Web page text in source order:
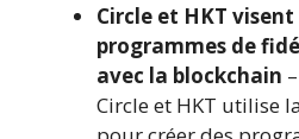
Circle et HKT
programmes de
avec la blockchain
Circle et HKT utilise